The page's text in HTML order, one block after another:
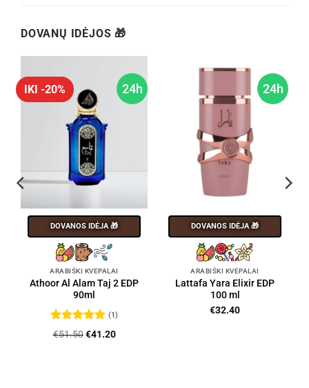
DOVANŲ IDĖJOS 🎁
24h
IKI -20%
DOVANOS IDĖJA 🎁
ARABIŠKI KVEPALAI
Athoor Al Alam Taj 2 EDP
90ml
Įvertinimas:
(1)
€51.50 Original
€41.20Current
24h
DOVANOS IDĖJA 🎁
ARABIŠKI KVEPALAI
Lattafa Yara Elixir EDP
100 ml
€32.40